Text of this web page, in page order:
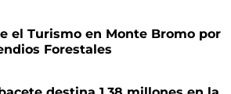
el Turismo en Monte Bromo por
Forestales